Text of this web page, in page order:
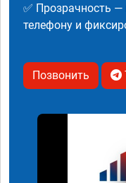
✅ Прозрачность
телефону и
Позвонить